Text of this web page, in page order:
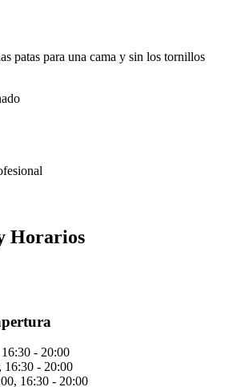
patas para una cama y sin los tornillos
Horarios
- 20:00
16:30 - 20:00
16:30 - 20:00